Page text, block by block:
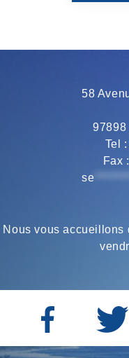
58
97898
Tel
Fax
se
Nous vous accueillons